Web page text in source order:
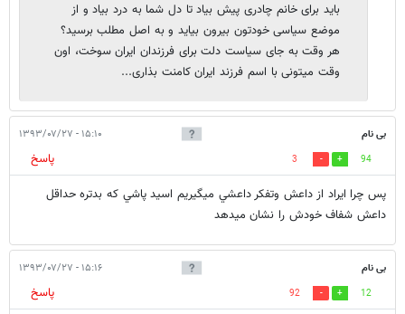
باید برای خانم چادری پیش بیاد تا دل شما به درد بیاد و از
موضع سیاسی خودتون بیرون بیاید و به اصل مطلب برسید؟
هر وقت به جای سیاست دلت برای فرزندان ایران سوخت، اون
وقت میتونی با اسم فرزند ایران کامنت بذاری...
بی نام ۱۵:۱۰ - ۱۳۹۳/۰۷/۲۷
94
3
پاسخ
پس چرا ايراد از داعش وتفكر داعشي ميگيريم اسيد پاشي كه بدتره حداقل
داعش شفاف خودش را نشان ميدهد
بی نام ۱۵:۱۶ - ۱۳۹۳/۰۷/۲۷
12
92
پاسخ